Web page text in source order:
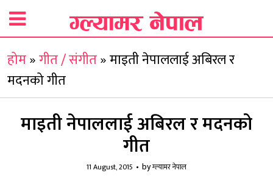
होम»गीत / संगीत»माइती नेपाललाई अबिरल र
मदनको गीत
माइती नेपाललाई अबिरल र मदनको
गीत
11 August, 2015 byग्ल्यामर नेपाल